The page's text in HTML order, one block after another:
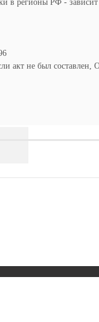
в регионы РФ -
акт не был